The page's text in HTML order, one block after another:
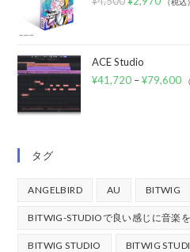
ACE Studio
¥41,720 –¥79,600
タグ
ANGELBIRD AU BITWIG
BITWIG-STUDIOで良い感じに音楽を
BITWIG STUDIO BITWIG